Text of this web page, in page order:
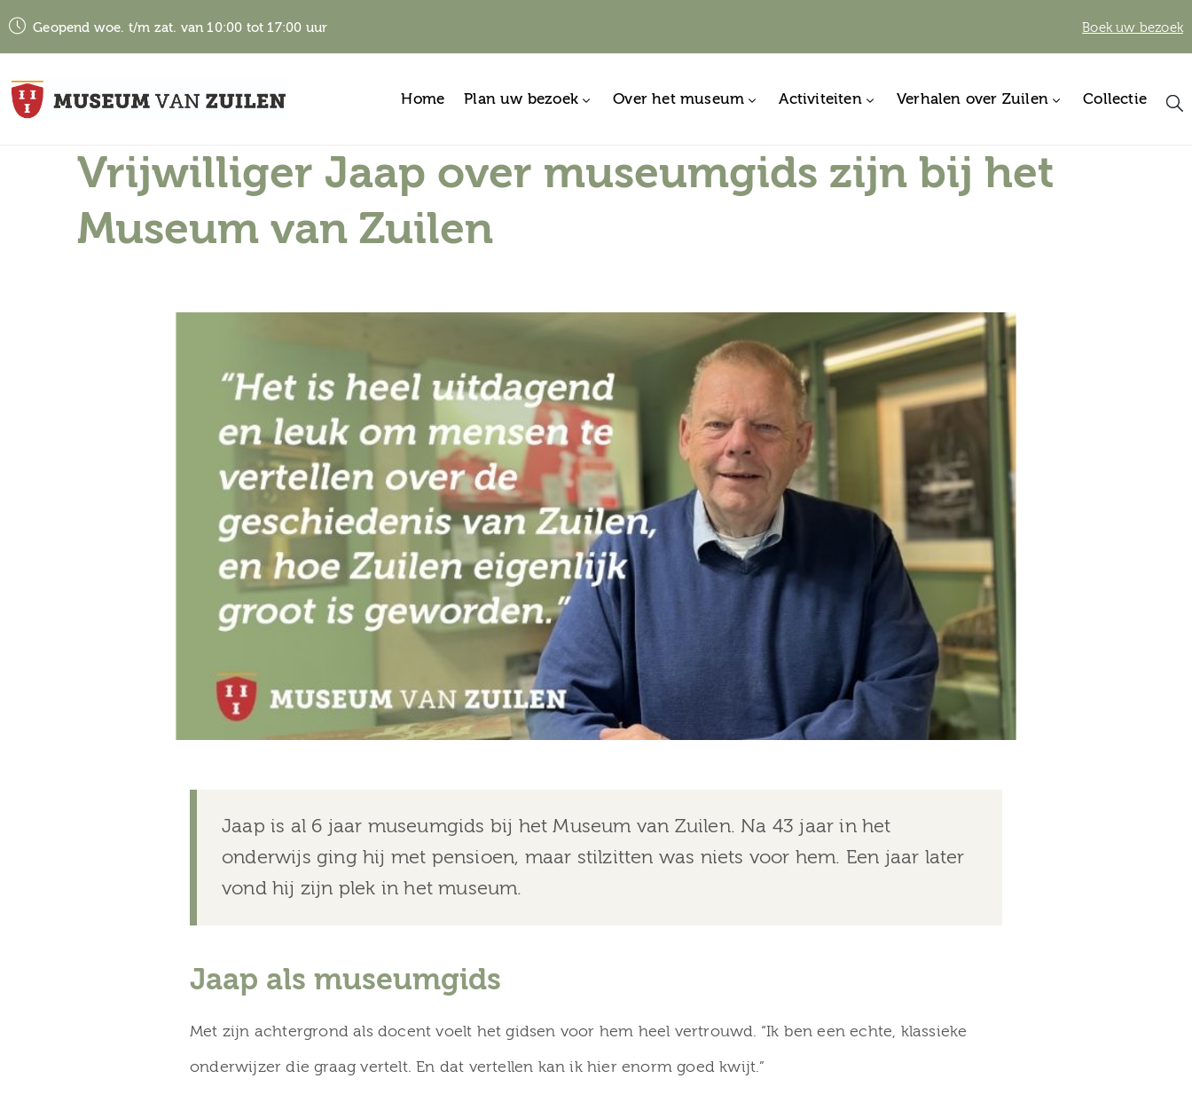
Geopend woe. t/m zat. van 10:00 tot 17:00 uur Boek uw bezoek
Home Plan uw bezoek Over het museum Activiteiten Verhalen over Zuilen Collectie
Vrijwilliger Jaap over museumgids zijn bij het
Museum van Zuilen
Jaap is al 6 jaar museumgids bij het Museum van Zuilen. Na 43 jaar in het
onderwijs ging hij met pensioen, maar stilzitten was niets voor hem. Een jaar later
vond hij zijn plek in het museum.
Jaap als museumgids
Met zijn achtergrond als docent voelt het gidsen voor hem heel vertrouwd. “Ik ben een echte, klassieke
onderwijzer die graag vertelt. En dat vertellen kan ik hier enorm goed kwijt.”